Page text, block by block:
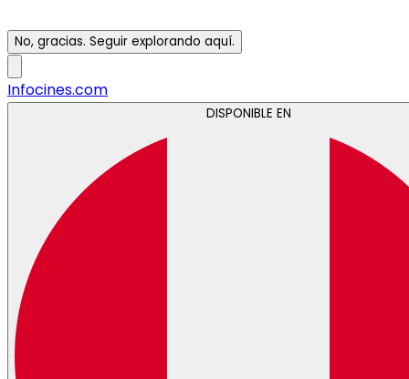
No, gracias. Seguir explorando aquí.
Infocines.com
DISPONIBLE EN